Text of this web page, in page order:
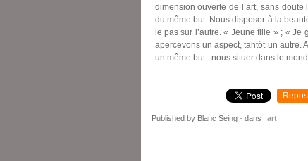
dimension ouverte de l’art, sans doute
du même but. Nous disposer à la
le pas sur l’autre. « Jeune fille » ; «
apercevons un aspect, tantôt un autre.
un même but : nous situer dans le
Published by Blanc Seing - dans art